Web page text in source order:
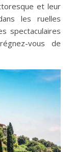
et leur
les ruelles
spectaculaires
vous de